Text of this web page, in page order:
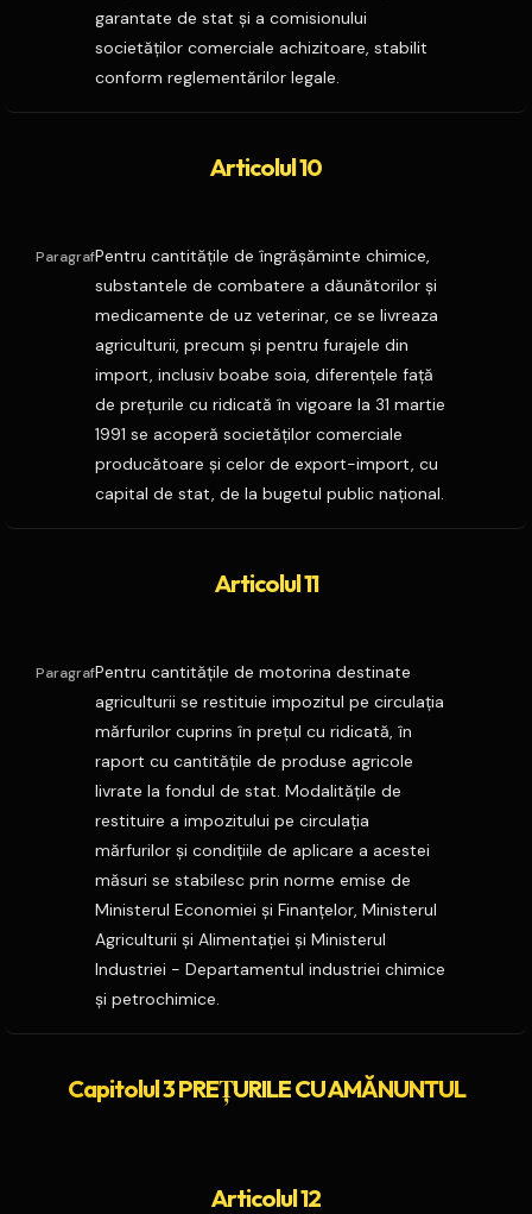
garantate de stat şi a comisionului
societăţilor comerciale achizitoare, stabilit
conform reglementărilor legale.
Articolul 10
ParagrafPentru cantităţile de îngrăşăminte chimice,
substantele de combatere a dăunătorilor şi
medicamente de uz veterinar, ce se livreaza
agriculturii, precum şi pentru furajele din
import, inclusiv boabe soia, diferenţele faţă
de preţurile cu ridicată în vigoare la 31 martie
1991 se acoperă societăţilor comerciale
producătoare şi celor de export-import, cu
capital de stat, de la bugetul public naţional.
Articolul 11
ParagrafPentru cantităţile de motorina destinate
agriculturii se restituie impozitul pe circulaţia
mărfurilor cuprins în preţul cu ridicată, în
raport cu cantităţile de produse agricole
livrate la fondul de stat. Modalităţile de
restituire a impozitului pe circulaţia
mărfurilor şi condiţiile de aplicare a acestei
măsuri se stabilesc prin norme emise de
Ministerul Economiei şi Finanţelor, Ministerul
Agriculturii şi Alimentaţiei şi Ministerul
Industriei - Departamentul industriei chimice
şi petrochimice.
Capitolul 3 PREŢURILE CU AMĂNUNTUL
Articolul 12